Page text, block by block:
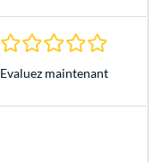
Evaluez maintenant